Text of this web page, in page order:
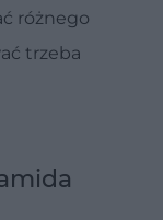
różnego
trzeba